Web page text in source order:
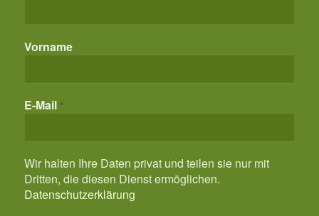
Vorname
E-Mail *
Wir halten Ihre Daten privat und teilen sie nur mit
Dritten, die diesen Dienst ermöglichen.
Datenschutzerklärung